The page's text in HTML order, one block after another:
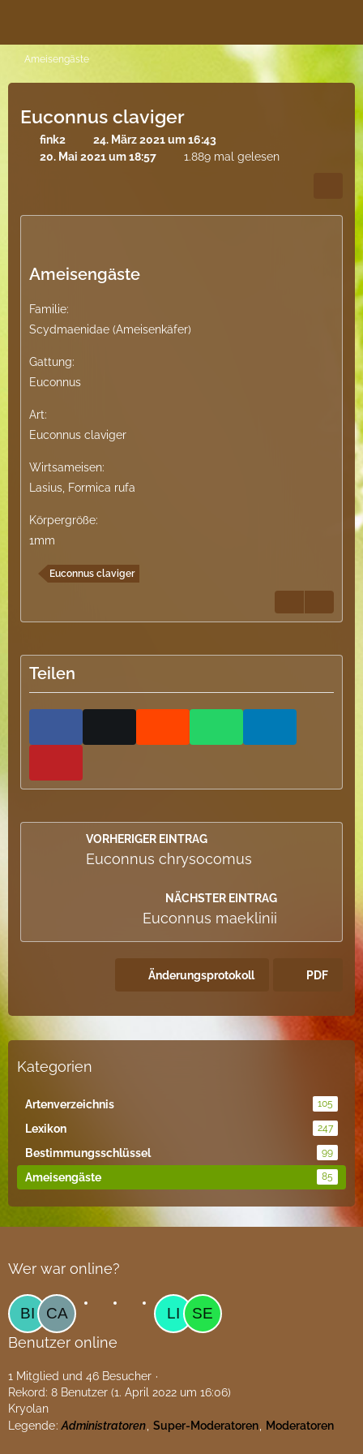
Ameisengäste
Euconnus claviger
fink2
24. März 2021 um 16:43
20. Mai 2021 um 18:57
1.889 mal gelesen
Ameisengäste
Familie:
Scydmaenidae (Ameisenkäfer)
Gattung:
Euconnus
Art:
Euconnus claviger
Wirtsameisen:
Lasius, Formica rufa
Körpergröße:
1mm
Euconnus claviger
Teilen
VORHERIGER EINTRAG
Euconnus chrysocomus
NÄCHSTER EINTRAG
Euconnus maeklinii
Änderungsprotokoll PDF
Kategorien
Artenverzeichnis 105
Lexikon 247
Bestimmungsschlüssel 99
Ameisengäste 85
Wer war online?
Benutzer online
1 Mitglied und 46 Besucher
Rekord: 8 Benutzer (1. April 2022 um 16:06)
Kryolan
Legende Administratoren Super-Moderatoren Moderatoren